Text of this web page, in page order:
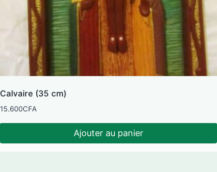
Calvaire (35 cm)
15.600CFA
Ajouter au panier